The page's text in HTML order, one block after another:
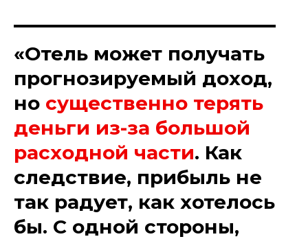
«Отель может получать
прогнозируемый доход,
но существенно терять
деньги из-за большой
расходной части. Как
следствие, прибыль не
так радует, как хотелось
бы. С одной стороны,